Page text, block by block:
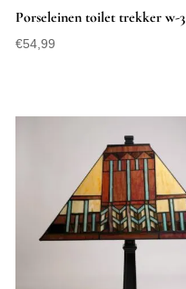
Porseleinen toilet trekker w-3
€54,99